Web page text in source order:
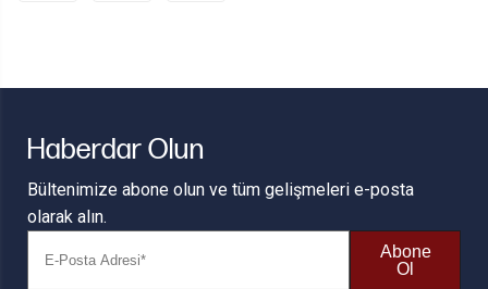
Haberdar Olun
Bültenimize abone olun ve tüm gelişmeleri e-posta
olarak alın.
Abone
Ol